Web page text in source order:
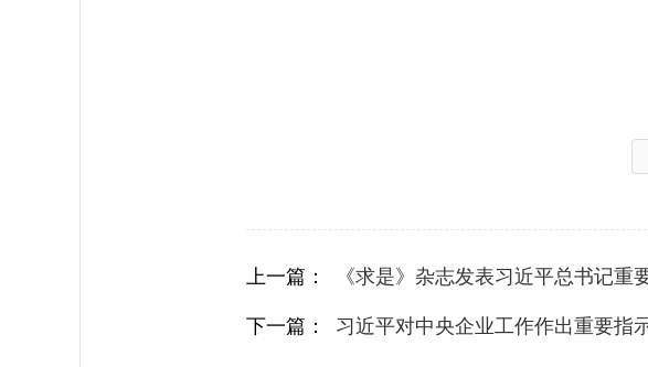
上一篇： 《求是》杂志发表习近平总书记重
下一篇：